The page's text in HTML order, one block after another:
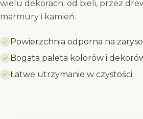
wielu dekorach: od bieli, przez
marmury i kamień.
Powierzchnia odporna na
Bogata paleta kolorów i
Łatwe utrzymanie w czystości